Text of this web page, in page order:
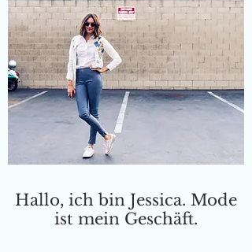
Hallo, ich bin Jessica. Mode
ist mein Geschäft.